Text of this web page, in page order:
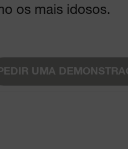
os mais idosos.
PEDIR UMA